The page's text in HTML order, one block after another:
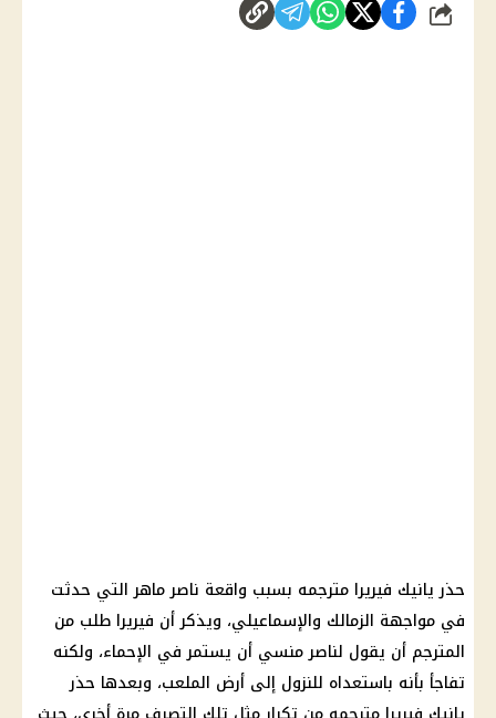
شارك
حذر يانيك فيريرا مترجمه بسبب واقعة ناصر ماهر التي حدثت
في مواجهة الزمالك والإسماعيلي، ويذكر أن فيريرا طلب من
المترجم أن يقول لناصر منسي أن يستمر في الإحماء، ولكنه
تفاجأ بأنه باستعداه للنزول إلى أرض الملعب، وبعدها حذر